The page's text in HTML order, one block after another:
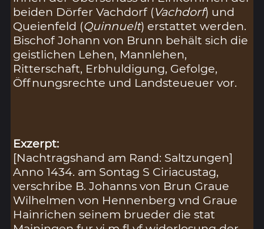
beiden Dörfer Vachdorf (Vachdorf) und
Queienfeld (Quinnuelt) erstattet werden.
Bischof Johann von Brunn behält sich die
geistlichen Lehen, Mannlehen,
Ritterschaft, Erbhuldigung, Gefolge,
Öffnungsrechte und Landsteueuer vor.
Exzerpt:
[Nachtragshand am Rand: Saltzungen]
Anno 1434. am Sontag S Ciriacustag,
verschribe B. Johanns von Brun Graue
Wilhelmen von Hennenberg vnd Graue
Hainrichen seinem brueder die stat